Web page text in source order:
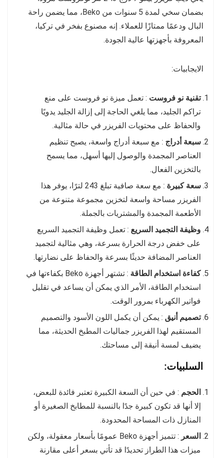
بضمان سخي لمدة 5 سنوات من Beko، مما يضمن راحة
البال ودعمًا ممتازًا للعملاء. إنه مصنوع بفخر في تركيا،
المعروفة بأجهزتها عالية الجودة.
الايجابيات:
تقنية نو فروست : تعمل ميزة نو فروست على منع
تراكم الجليد، مما يلغي الحاجة إلى إزالة الجليد يدويًا
والحفاظ على محتويات الفريزر في حالة مثالية.
سبعة أدراج : مع سبعة أدراج واسعة، يصبح تنظيم
العناصر المجمدة والوصول إليها أسهل، مما يسمح
بالتخزين الفعال.
سعة كبيرة
: مع سعة صافية تبلغ 243 لترًا، يوفر هذا
الفريزر مساحة واسعة لتخزين مجموعة متنوعة من
الأطعمة المجمدة والمشتريات بالجملة.
وظيفة التجميد السريع : تعمل وظيفة التجميد السريع
على خفض درجة الحرارة بسرعة، وهي مثالية لتجميد
العناصر المضافة حديثًا بسرعة والحفاظ على نضارتها.
كفاءة استخدام الطاقة
: تشتهر أجهزة Beko بكفاءتها في
استخدام الطاقة، الأمر الذي يمكن أن يساعد في تقليل
فواتير الكهرباء بمرور الوقت.
تصميم أنيق : يمكن أن يكمل اللون الأسود والتصميم
المستقيم لهذا الفريزر جماليات المطبخ الحديثة، مما
يضيف لمسة أنيقة إلى مساحتك.
السلبيات:
الحجم : في حين أن السعة الكبيرة تعتبر فائدة للبعض،
إلا أنها قد تكون كبيرة جدًا بالنسبة للمطابخ الصغيرة أو
المنازل ذات المساحة المحدودة.
السعر
: تتميز أجهزة Beko عمومًا بأسعار معقولة، ولكن
ميزات هذا الطراز تحديدًا قد تأتي بسعر أعلى مقارنة